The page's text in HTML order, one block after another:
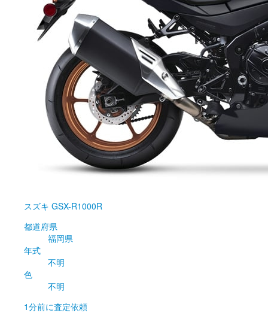
スズキ GSX-R1000R
都道府県
福岡県
年式
不明
色
不明
1分前に査定依頼